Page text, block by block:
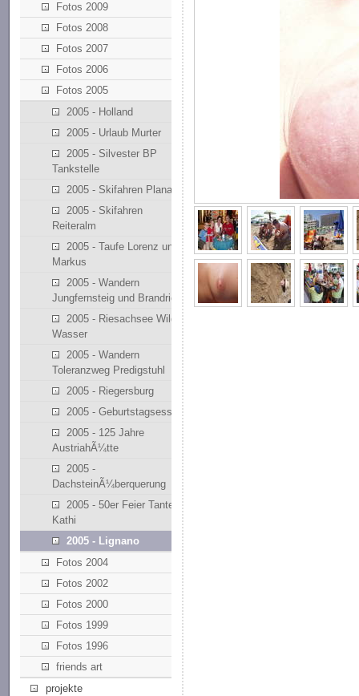
Fotos 2009
Fotos 2008
Fotos 2007
Fotos 2006
Fotos 2005
2005 - Holland
2005 - Urlaub Murter
2005 - Silvester BP
Tankstelle
2005 - Skifahren Planai
2005 - Skifahren
Reiteralm
2005 - Taufe Lorenz und
Markus
2005 - Wandern
Jungfernsteig und Brandriedl
2005 - Riesachsee Wilde
Wasser
2005 - Wandern
Toleranzweg Predigstuhl
2005 - Riegersburg
2005 - Geburtstagsessen
2005 - 125 Jahre
AustriahÃ¼tte
2005 -
DachsteinÃ¼berquerung
2005 - 50er Feier Tante
Kathi
2005 - Lignano
Fotos 2004
Fotos 2002
Fotos 2000
Fotos 1999
Fotos 1996
friends art
projekte